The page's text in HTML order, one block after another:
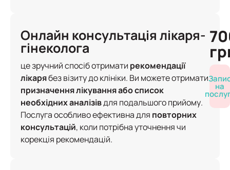
Онлайн консультація лікаря-
гінеколога
це зручний спосіб отримати рекомендації
лікарябез візиту до клініки. Ви можете отримати
призначення лікування або список
необхідних аналізівдля подальшого прийому.
Послуга особливо ефективна для повторних
консультацій, коли потрібна уточнення чи
корекція рекомендацій.
на